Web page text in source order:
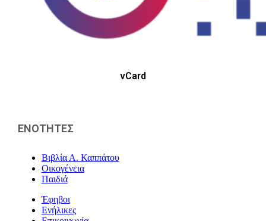
vCard
ΕΝΟΤΗΤΕΣ
Βιβλία Α. Καππάτου
Οικογένεια
Παιδιά
Έφηβοι
Ενήλικες